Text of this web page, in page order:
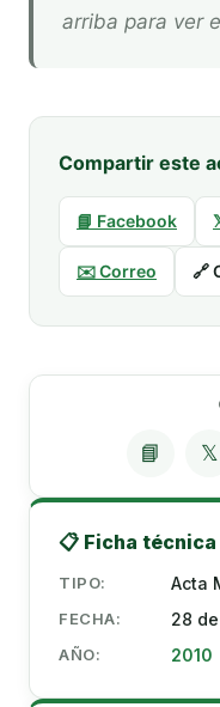
arriba para ver
Compartir este
📘 Facebook
✉️ Correo 🔗
📘 𝕏
📋 Ficha técnica
TIPO: Acta
FECHA: 28
AÑO: 2010